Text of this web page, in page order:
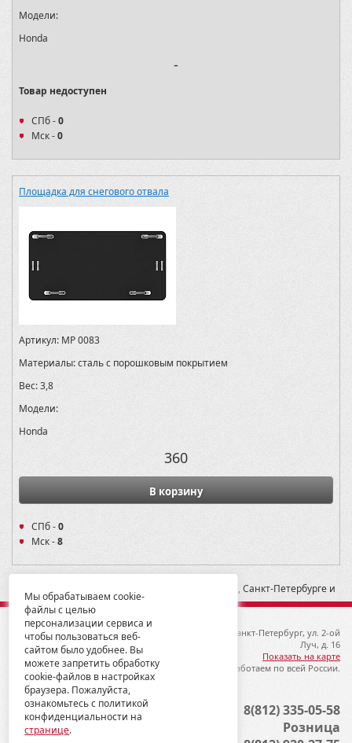
Модели:
Honda
-
Товар недоступен
СПб -0
Мск -0
Площадка для снегового отвала
Артикул: MP 0083
Материалы:сталь с порошковым покрытием
Вес:3,8
Модели:
Honda
360
В корзину
СПб -0
Мск -8
* -- Рекомендованная розничная цена в Москве, Санкт-Петербурге и
Екатеринбурге
© 2012-2026 ГК Металлопродукция
192019, Санкт-Петербург, ул. 2-ой
Луч, д. 16
Показать на карте
Мы работаем по всей России.
8(812) 335-05-58
Розница
Мы обрабатываем cookie-
файлы с целью
персонализации сервиса и
чтобы пользоваться веб-
сайтом было удобнее. Вы
можете запретить обработку
cookie-файлов в настройках
браузера. Пожалуйста,
ознакомьтесь с политикой
конфиденциальности на
странице.